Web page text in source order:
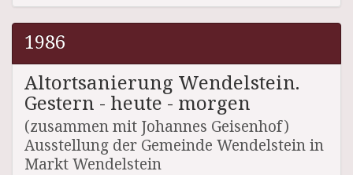
1986
Altortsanierung Wendelstein.
Gestern - heute - morgen
(zusammen mit Johannes Geisenhof)
Ausstellung der Gemeinde Wendelstein in
Markt Wendelstein